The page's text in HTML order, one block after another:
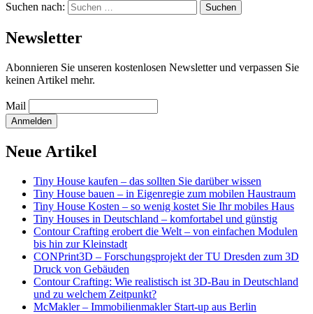
Suchen nach:
Newsletter
Abonnieren Sie unseren kostenlosen Newsletter und verpassen Sie
keinen Artikel mehr.
Mail
Neue Artikel
Tiny House kaufen – das sollten Sie darüber wissen
Tiny House bauen – in Eigenregie zum mobilen Haustraum
Tiny House Kosten – so wenig kostet Sie Ihr mobiles Haus
Tiny Houses in Deutschland – komfortabel und günstig
Contour Crafting erobert die Welt – von einfachen Modulen
bis hin zur Kleinstadt
CONPrint3D – Forschungsprojekt der TU Dresden zum 3D
Druck von Gebäuden
Contour Crafting: Wie realistisch ist 3D-Bau in Deutschland
und zu welchem Zeitpunkt?
McMakler – Immobilienmakler Start-up aus Berlin